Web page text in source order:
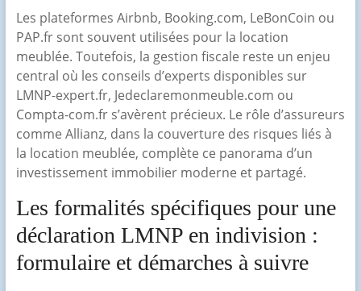
Les plateformes Airbnb, Booking.com, LeBonCoin ou
PAP.fr sont souvent utilisées pour la location
meublée. Toutefois, la gestion fiscale reste un enjeu
central où les conseils d’experts disponibles sur
LMNP-expert.fr, Jedeclaremonmeuble.com ou
Compta-com.fr s’avèrent précieux. Le rôle d’assureurs
comme Allianz, dans la couverture des risques liés à
la location meublée, complète ce panorama d’un
investissement immobilier moderne et partagé.
Les formalités spécifiques pour une
déclaration LMNP en indivision :
formulaire et démarches à suivre